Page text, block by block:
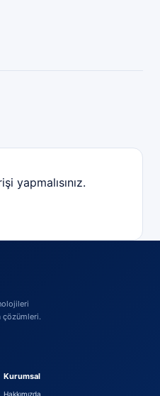
yapmalısınız.
çözümleri.
Kurumsal
Hakkımızda